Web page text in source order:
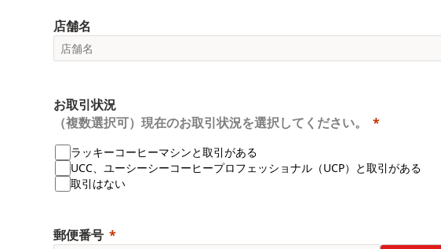
店舗名
お取引状況
（複数選択可）現在のお取引状況を選択してください。
ラッキーコーヒーマシンと取引がある
UCC、ユーシーシーコーヒープロフェッショナル（UCP）と取引がある
取引はない
郵便番号